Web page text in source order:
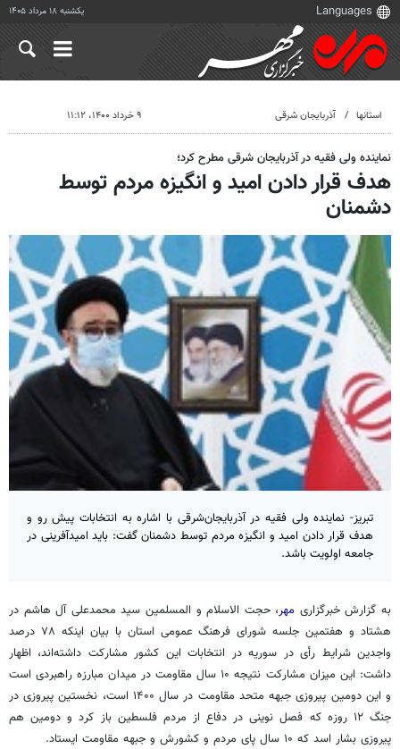
یکشنبه ۱۸ مرداد ۱۴۰۵
استانها آذربایجان شرقی ۹ خرداد ۱۴۰۰، ۱۱:۱۲
نماینده ولی فقیه در آذربایجان شرقی مطرح کرد؛
هدف قرار دادن امید و انگیزه مردم توسط
دشمنان
تبریز- نماینده ولی فقیه در آذربایجان‌شرقی با اشاره به انتخابات پیش رو و
هدف قرار دادن امید و انگیزه مردم توسط دشمنان گفت: باید امیدآفرینی در
جامعه اولویت باشد.
به گزارش خبرگزاری مهر، حجت الاسلام و المسلمین سید محمدعلی آل هاشم در
هشتاد و هفتمین جلسه شورای فرهنگ عمومی استان با بیان اینکه ۷۸ درصد
واجدین شرایط رأی در سوریه در انتخابات این کشور مشارکت داشته‌اند، اظهار
داشت: این میزان مشارکت نتیجه ۱۰ سال مقاومت در میدان مبارزه راهبردی است
و این دومین پیروزی جبهه متحد مقاومت در سال ۱۴۰۰ است، نخستین پیروزی در
جنگ ۱۲ روزه که فصل نوینی در دفاع از مردم فلسطین باز کرد و دومین هم
پیروزی بشار اسد که ۱۰ سال پای مردم و کشورش و جبهه مقاومت ایستاد.